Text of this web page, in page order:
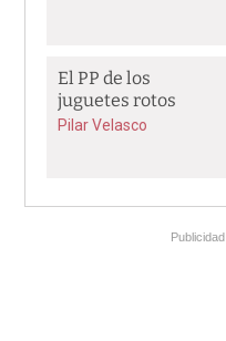
El PP de los
juguetes rotos
Pilar Velasco
Publicidad